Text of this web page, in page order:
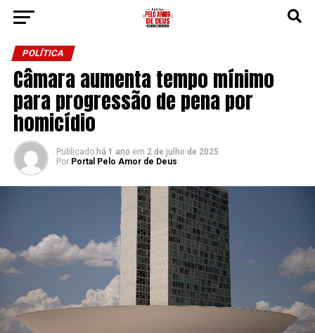
POLÍTICA
Câmara aumenta tempo mínimo
para progressão de pena por
homicídio
Publicado há 1 ano em 2 de julho de 2025
Por Portal Pelo Amor de Deus